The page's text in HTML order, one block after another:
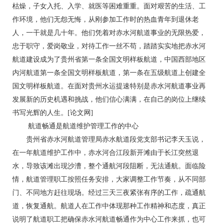
枯燥，子女入托、入学、就医等困难重重。面对艰苦的生活、工
作环境，他们无怨无悔，从刚参加工作时的热血青年到退休老
人，一干就是几十年。他们凭着对赤水河航道事业的无限热爱，
忠于职守，爱岗敬业，对待工作一丝不苟，踏踏实实地把赤水河
航道建设成为了贵州省第一条全国文明样板航道，中国西部地区
内河航道第一条全国文明样板航道，第一条在五级航道上创建全
国文明样板航道。在面对贵州水运提速特别是赤水河航道事业再
发展新的历史机遇和挑战，他们信心满满，在自己的岗位上继续
书写光辉的人生。[论文网]
航道畅通是航道维护管理工作的中心
贵州省赤水河航道管理局赤水航道段党支部书记李天玉说，
在一年航道维护工作中，赤水河合江段新开滩由于长江突然退
水，导致该滩出现沙漕，整个通航河段阻断，无法通航。面临险
情，航道管理职工按照任务安排，大家调整工作节奏，从不同部
门、不同地方赶往现场。经过三天三夜紧张有序的工作，疏通航
道，恢复通航。航道人在工作中体现那种工作精神和态度，真正
说明了航道职工把确保赤水河航道畅通作为中心工作来抓，也可